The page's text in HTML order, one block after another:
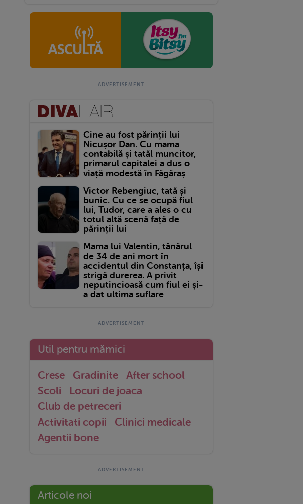
Cine au fost părinții lui
Nicușor Dan. Cu mama
contabilă și tatăl muncitor,
primarul capitalei a dus o
viață modestă în Făgăraș
Victor Rebengiuc, tată și
bunic. Cu ce se ocupă fiul
lui, Tudor, care a ales o cu
totul altă scenă față de
părinții lui
Mama lui Valentin, tânărul
de 34 de ani mort în
accidentul din Constanța, își
strigă durerea. A privit
neputincioasă cum fiul ei și-
a dat ultima suflare
Util pentru mămici
Crese Gradinite
After school
Scoli
Locuri de joaca
Club de petreceri
Activitati copii
Clinici medicale
Agentii bone
Articole noi